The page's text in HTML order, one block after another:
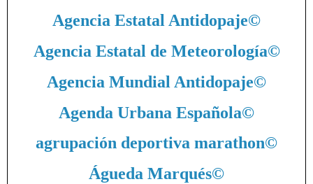
Agencia Estatal Antidopaje©
Agencia Estatal de Meteorología©
Agencia Mundial Antidopaje©
Agenda Urbana Española©
agrupación deportiva marathon©
Águeda Marqués©